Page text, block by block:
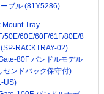
ブル (81Y5286)
Mount Tray
50E/60E/60F/61F/80E/8
RACKTRAY-02)
80F バンドルモデル
センドバック保守付)
US)